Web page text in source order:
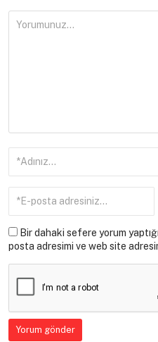
Bir dahaki sefere yorum
posta adresimi ve web site